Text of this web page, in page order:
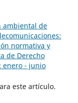
ambiental de
normativa y
de Derecho
enero - junio
este artículo.